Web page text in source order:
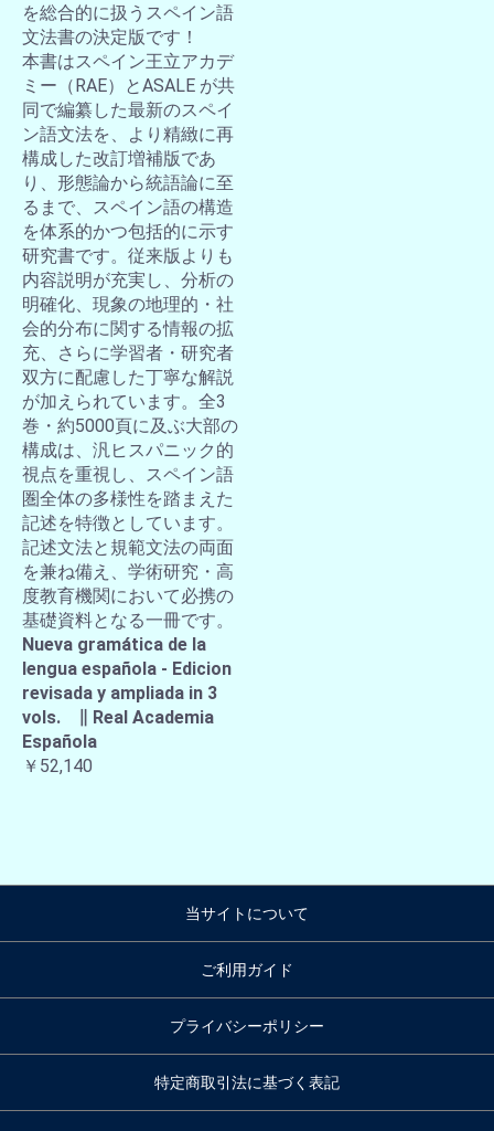
を総合的に扱うスペイン語
文法書の決定版です！
本書はスペイン王立アカデ
ミー（RAE）とASALE が共
同で編纂した最新のスペイ
ン語文法を、より精緻に再
構成した改訂増補版であ
り、形態論から統語論に至
るまで、スペイン語の構造
を体系的かつ包括的に示す
研究書です。従来版よりも
内容説明が充実し、分析の
明確化、現象の地理的・社
会的分布に関する情報の拡
充、さらに学習者・研究者
双方に配慮した丁寧な解説
が加えられています。全3
巻・約5000頁に及ぶ大部の
構成は、汎ヒスパニック的
視点を重視し、スペイン語
圏全体の多様性を踏まえた
記述を特徴としています。
記述文法と規範文法の両面
を兼ね備え、学術研究・高
度教育機関において必携の
基礎資料となる一冊です。
Nueva gramática de la
lengua española - Edicion
revisada y ampliada in 3
vols. ∥ Real Academia
Española
￥52,140
当サイトについて
ご利用ガイド
プライバシーポリシー
特定商取引法に基づく表記